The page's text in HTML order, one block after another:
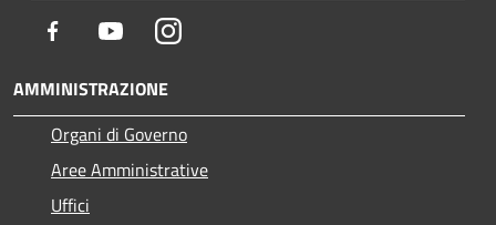
Facebook YoutubeInstagram
AMMINISTRAZIONE
Organi di Governo
Aree Amministrative
Uffici